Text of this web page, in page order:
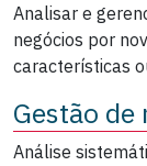
Analisar e
negócios por
características
Gestão
Análise